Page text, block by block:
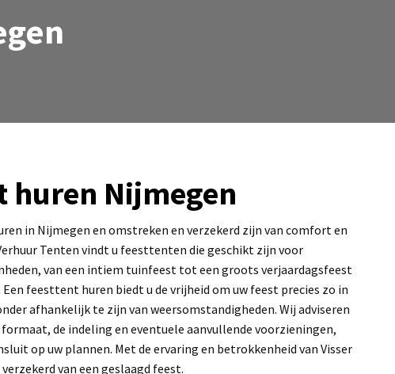
huren Nijmegen
in Nijmegen en omstreken en verzekerd zijn van comfort en
Tenten vindt u feesttenten die geschikt zijn voor
van een intiem tuinfeest tot een groots verjaardagsfeest
feesttent huren biedt u de vrijheid om uw feest precies zo in
afhankelijk te zijn van weersomstandigheden. Wij adviseren
de indeling en eventuele aanvullende voorzieningen,
op uw plannen. Met de ervaring en betrokkenheid van Visser
van een geslaagd feest.